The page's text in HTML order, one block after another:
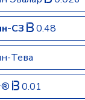
СЗ 0.48
Тева
0.01